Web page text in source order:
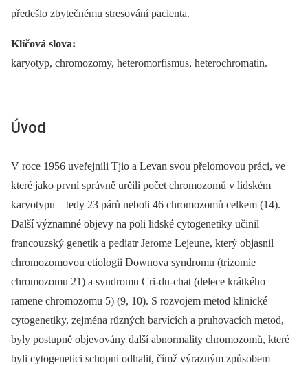
předešlo zbytečnému stresování pacienta.
Klíčová slova:
karyotyp, chromozomy, heteromorfismus, heterochromatin.
Úvod
V roce 1956 uveřejnili Tjio a Levan svou přelomovou práci, ve
které jako první správně určili počet chromozomů v lidském
karyotypu –⁠ tedy 23 párů neboli 46 chromozomů celkem (14).
Další významné objevy na poli lidské cytogenetiky učinil
francouzský genetik a pediatr Jerome Lejeune, který objasnil
chromozomovou etiologii Downova syndromu (trizomie
chromozomu 21) a syndromu Cri-du-chat (delece krátkého
ramene chromozomu 5) (9, 10). S rozvojem metod klinické
cytogenetiky, zejména různých barvících a pruhovacích metod,
byly postupně objevovány další abnormality chromozomů, které
byli cytogenetici schopni odhalit, čímž výrazným způsobem